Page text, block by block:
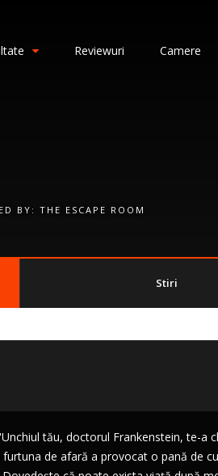
Reviewuri Camere
BY: THE ESCAPE ROOM
Stiri
tău, doctorul Frankenstein, te-a
de afară a provocat o pană de